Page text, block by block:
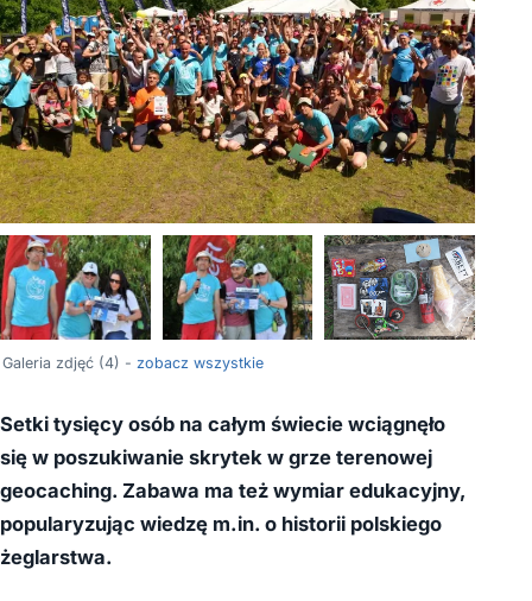
Galeria zdjęć (4) - zobacz wszystkie
Setki tysięcy osób na całym świecie wciągnęło
się w poszukiwanie skrytek w grze terenowej
geocaching. Zabawa ma też wymiar edukacyjny,
popularyzując wiedzę m.in. o historii polskiego
żeglarstwa.